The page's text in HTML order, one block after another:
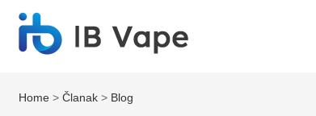
Home >Članak > Blog